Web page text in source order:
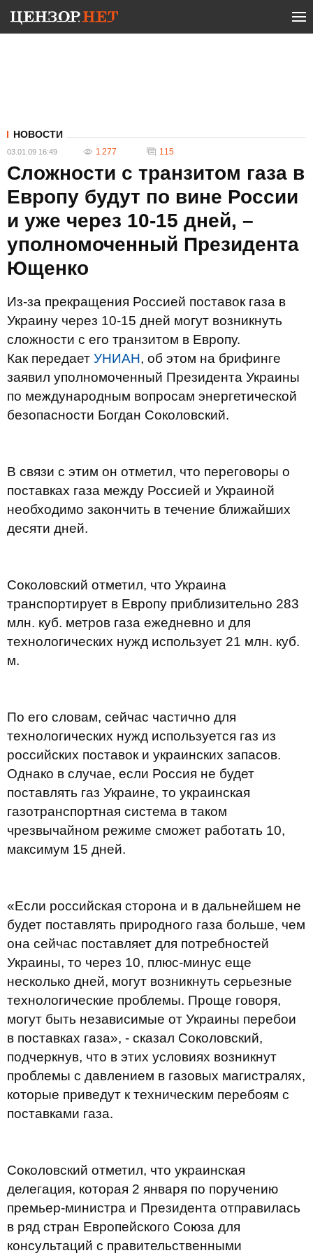
НОВОСТИ
03.01.09 16:49 1 277 115
Сложности с транзитом газа в
Европу будут по вине России
и уже через 10-15 дней, –
уполномоченный Президента
Ющенко
Из-за прекращения Россией поставок газа в
Украину через 10-15 дней могут возникнуть
сложности с его транзитом в Европу.
Как передает УНИАН, об этом на брифинге
заявил уполномоченный Президента Украины
по международным вопросам энергетической
безопасности Богдан Соколовский.
В связи с этим он отметил, что переговоры о
поставках газа между Россией и Украиной
необходимо закончить в течение ближайших
десяти дней.
Соколовский отметил, что Украина
транспортирует в Европу приблизительно 283
млн. куб. метров газа ежедневно и для
технологических нужд использует 21 млн. куб.
м.
По его словам, сейчас частично для
технологических нужд используется газ из
российских поставок и украинских запасов.
Однако в случае, если Россия не будет
поставлять газ Украине, то украинская
газотранспортная система в таком
чрезвычайном режиме сможет работать 10,
максимум 15 дней.
«Если российская сторона и в дальнейшем не
будет поставлять природного газа больше, чем
она сейчас поставляет для потребностей
Украины, то через 10, плюс-минус еще
несколько дней, могут возникнуть серьезные
технологические проблемы. Проще говоря,
могут быть независимые от Украины перебои
в поставках газа», - сказал Соколовский,
подчеркнув, что в этих условиях возникнут
проблемы с давлением в газовых магистралях,
которые приведут к техническим перебоям с
поставками газа.
Соколовский отметил, что украинская
делегация, которая 2 января по поручению
премьер-министра и Президента отправилась
в ряд стран Европейского Союза для
консультаций с правительственными